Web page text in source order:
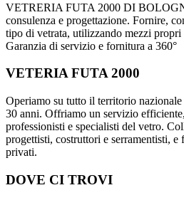
VETRERIA FUTA 2000 DI
consulenza e progettazione. Fornire,
tipo di vetrata, utilizzando mezzi propri
Garanzia di servizio e fornitura a 360°
VETERIA FUTA 2000
Operiamo su tutto il territorio nazionale
30 anni. Offriamo un servizio
professionisti e specialisti del vetro.
progettisti, costruttori e serramentisti,
privati.
DOVE CI TROVI